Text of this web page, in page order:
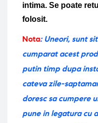
intima. Se poate
folosit.
Nota: Uneori, sunt
cumparat acest
putin timp dupa
cateva zile-
doresc sa cumpere
pune in legatura cu